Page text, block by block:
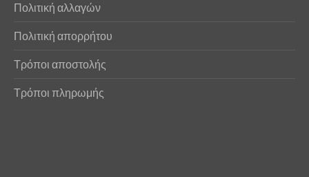
Πολιτική αλλαγών
Πολιτική απορρήτου
Τρόποι αποστολής
Τρόποι πληρωμής